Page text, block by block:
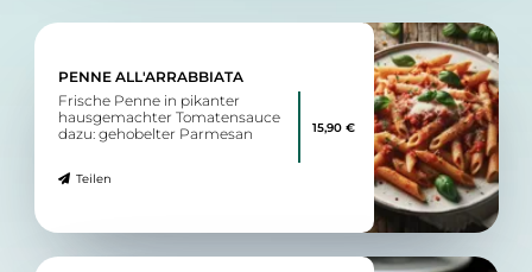
PENNE ALL'ARRABBIATA
Frische Penne in pikanter
hausgemachter Tomatensauce
dazu: gehobelter Parmesan
Teilen
15,90 €